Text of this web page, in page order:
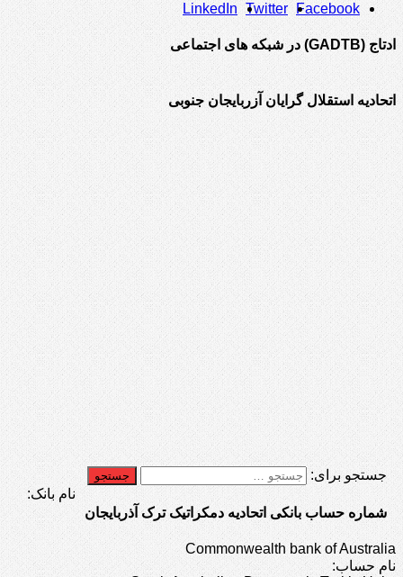
Facebook
Twitter
LinkedIn
ادتاج (GADTB) در شبکه های اجتماعی
اتحادیه استقلال گرایان آزربایجان جنوبی
جستجو برای:
شماره حساب بانکی اتحادیه دمکراتیک ترک آذربایجان
نام بانک:
Commonwealth bank of Australia
نام حساب: